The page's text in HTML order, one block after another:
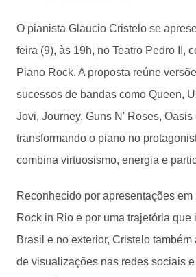
O pianista Glaucio Cristelo se
feira (9), às 19h, no Teatro Pedro II,
Piano Rock. A proposta reúne
sucessos de bandas como Queen,
Jovi, Journey, Guns N' Roses, Oasis
transformando o piano no
combina virtuosismo, energia e
Reconhecido por apresentações
Rock in Rio e por uma trajetória que
Brasil e no exterior, Cristelo
de visualizações nas redes sociais